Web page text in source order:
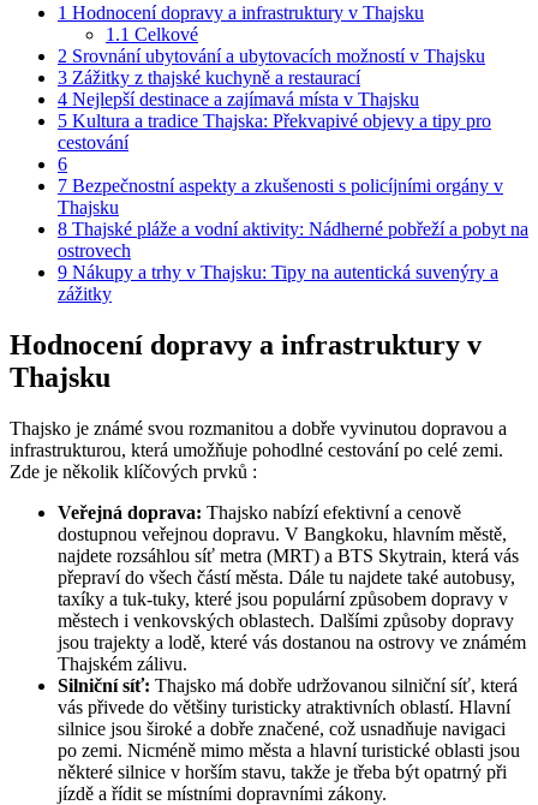
1 Hodnocení dopravy a infrastruktury v Thajsku
1.1 Celkové
2 Srovnání ubytování a ubytovacích možností v Thajsku
3 Zážitky z thajské kuchyně a restaurací
4 Nejlepší destinace a zajímavá místa v Thajsku
5 Kultura a tradice Thajska: Překvapivé objevy a tipy pro
cestování
6
7 Bezpečnostní aspekty a zkušenosti s policíjními orgány v
Thajsku
8 Thajské pláže a vodní aktivity: Nádherné pobřeží a pobyt na
ostrovech
9 Nákupy a trhy v Thajsku: Tipy na autentická suvenýry a
zážitky
Hodnocení dopravy a infrastruktury v
Thajsku
Thajsko je známé svou rozmanitou a dobře vyvinutou dopravou a
infrastrukturou, která umožňuje pohodlné cestování po celé zemi.
Zde je několik klíčových prvků :
Veřejná doprava: Thajsko nabízí efektivní a cenově
dostupnou veřejnou dopravu. V Bangkoku, hlavním městě,
najdete rozsáhlou síť metra (MRT) a BTS Skytrain, která vás
přepraví do všech částí města. Dále tu najdete také autobusy,
taxíky a tuk-tuky, které jsou populární způsobem dopravy v
městech i venkovských oblastech. Dalšími způsoby dopravy
jsou trajekty a lodě, které vás dostanou na ostrovy ve známém
Thajském zálivu.
Silniční síť: Thajsko má dobře udržovanou silniční síť, která
vás přivede do většiny turisticky atraktivních oblastí. Hlavní
silnice jsou široké a dobře značené, což usnadňuje navigaci
po zemi. Nicméně mimo města a hlavní turistické oblasti jsou
některé silnice v horším stavu, takže je třeba být opatrný při
jízdě a řídit se místními dopravními zákony.